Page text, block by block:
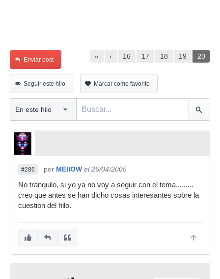
« ‹ 16 17 18 19 20
Enviar post
Seguir este hilo Marcar como favorito
#286 por MEllOW el 26/04/2005
No tranquilo, si yo ya no voy a seguir con el tema.........
creo que antes se han dicho cosas interesantes sobre la
cuestion del hilo.